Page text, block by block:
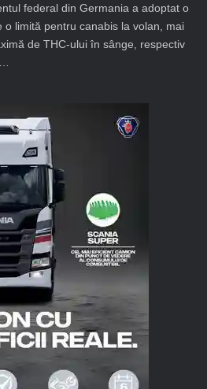
federal din Germania a adoptat o
o limită pentru canabis la volan, mai
de THC-ului în sânge, respectiv